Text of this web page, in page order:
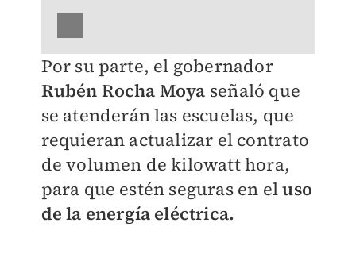
Por su parte, el gobernador
Rubén Rocha Moya señaló que
se atenderán las escuelas, que
requieran actualizar el contrato
de volumen de kilowatt hora,
para que estén seguras en eluso
de la energía eléctrica.